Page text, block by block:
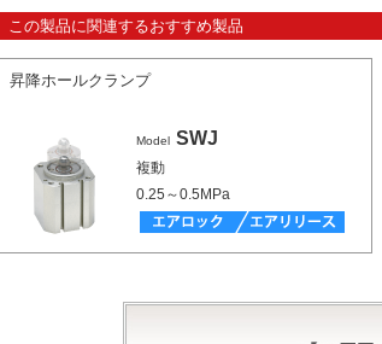
この製品に関連するおすすめ製品
昇降ホールクランプ
Model SWJ
複動
0.25～0.5MPa